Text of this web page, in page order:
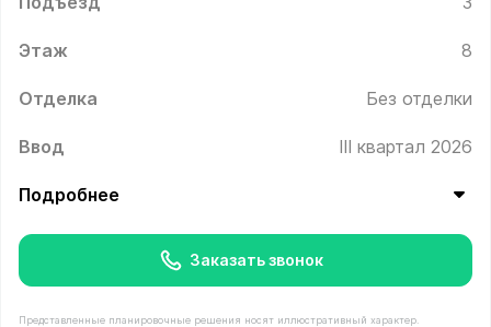
Этаж 8
Отделка Без отделки
Ввод III квартал 2026
Подробнее
Заказать звонок
Представленные планировочные решения носят иллюстративный характер.